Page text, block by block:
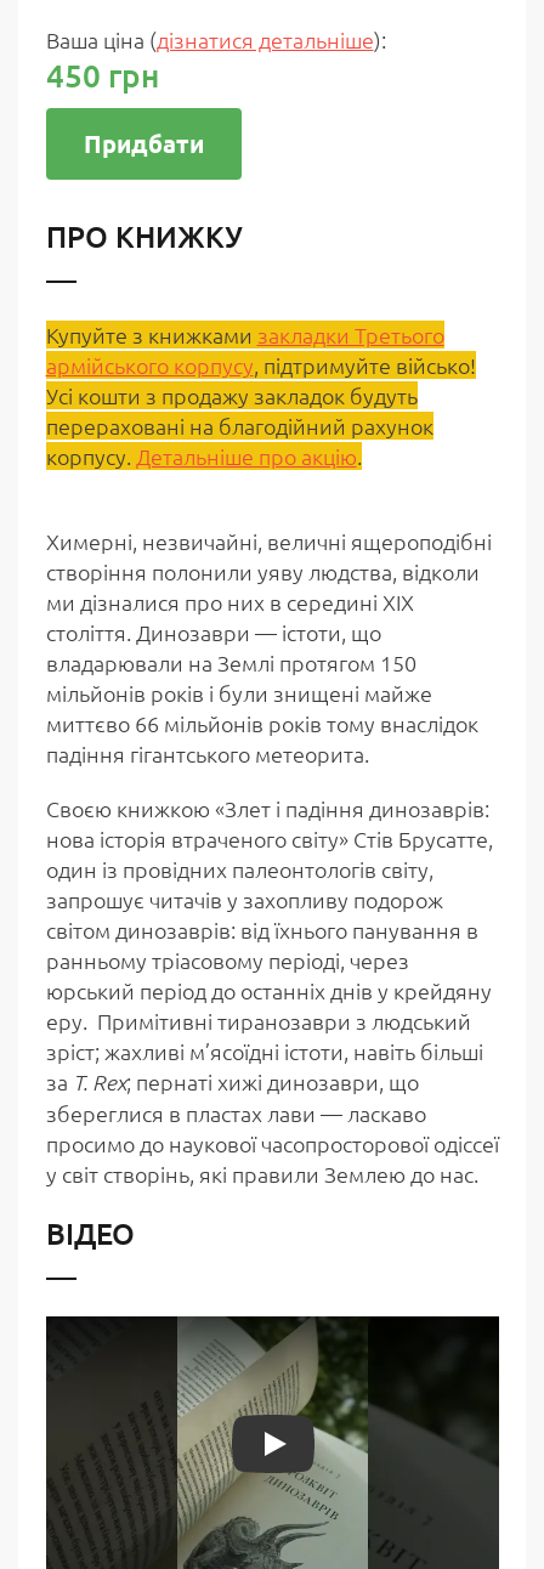
Ваша ціна (дізнатися детальніше):
450 грн
Придбати
ПРО КНИЖКУ
Купуйте з книжками закладки Третього
армійського корпусу, підтримуйте військо!
Усі кошти з продажу закладок будуть
перераховані на благодійний рахунок
корпусу. Детальніше про акцію.
Химерні, незвичайні, величні ящероподібні
створіння полонили уяву людства, відколи
ми дізналися про них в середині ХІХ
століття. Динозаври — істоти, що
владарювали на Землі протягом 150
мільйонів років і були знищені майже
миттєво 66 мільйонів років тому внаслідок
падіння гігантського метеорита.
Своєю книжкою «Злет і падіння динозаврів:
нова історія втраченого світу» Стів Брусатте,
один із провідних палеонтологів світу,
запрошує читачів у захопливу подорож
світом динозаврів: від їхнього панування в
ранньому тріасовому періоді, через
юрський період до останніх днів у крейдяну
еру. Примітивні тиранозаври з людський
зріст; жахливі м’ясоїдні істоти, навіть більші
за T. Rex; пернаті хижі динозаври, що
збереглися в пластах лави — ласкаво
просимо до наукової часопросторової одіссеї
у світ створінь, які правили Землею до нас.
ВІДЕО
Play